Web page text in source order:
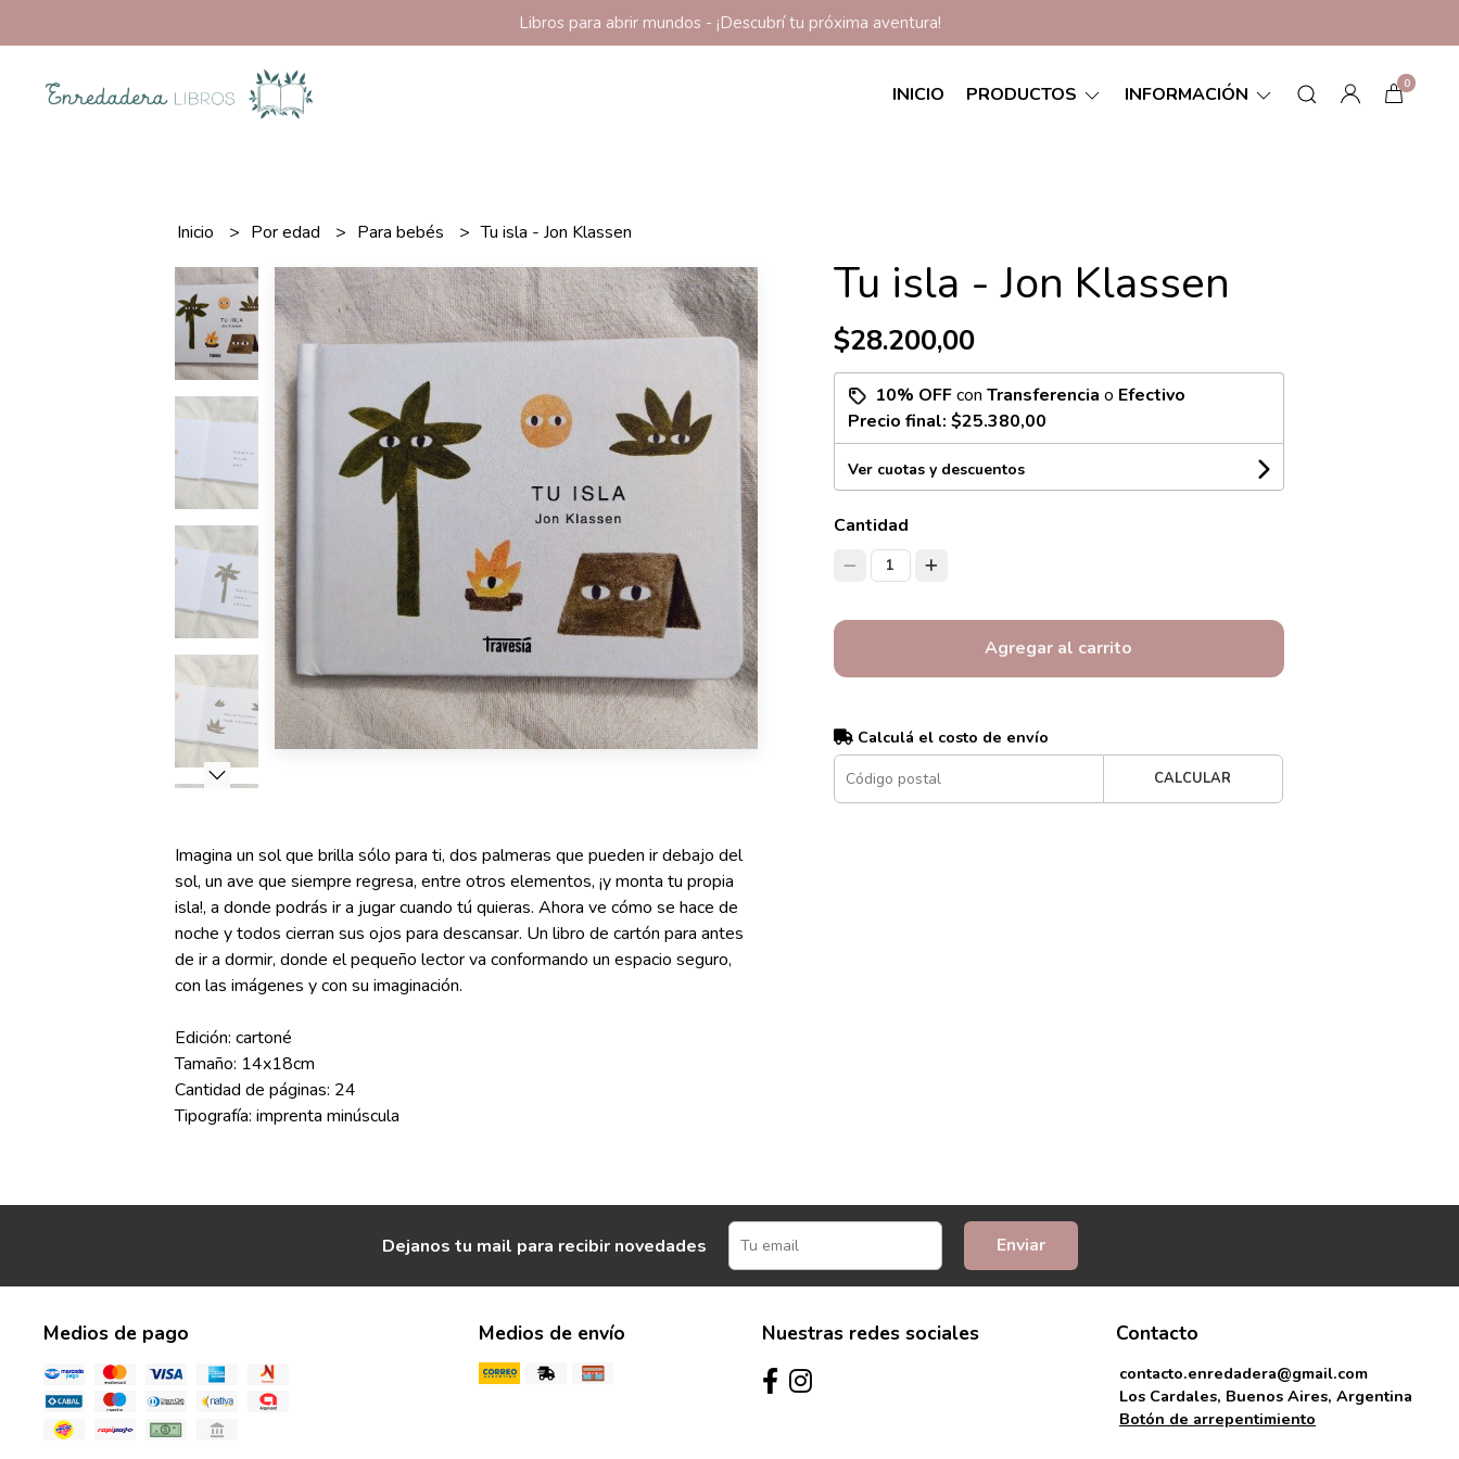
Libros para abrir mundos - ¡Descubrí tu próxima aventura!
INICIO PRODUCTOS INFORMACIÓN 0
Inicio Por edad Para bebés Tu isla - Jon Klassen
Imagina un sol que brilla sólo para ti, dos palmeras que pueden ir debajo del
sol, un ave que siempre regresa, entre otros elementos, ¡y monta tu propia
isla!, a donde podrás ir a jugar cuando tú quieras. Ahora ve cómo se hace de
noche y todos cierran sus ojos para descansar. Un libro de cartón para antes
de ir a dormir, donde el pequeño lector va conformando un espacio seguro,
con las imágenes y con su imaginación.
Edición: cartoné
Tamaño: 14x18cm
Cantidad de páginas: 24
Tipografía: imprenta minúscula
Tu isla - Jon Klassen
$28.200,00
10% OFFcon Transferencia o Efectivo
Precio final: $25.380,00
Ver cuotas y descuentos
Cantidad
1
Agregar al carrito
Calculá el costo de envío
CALCULAR
Dejanos tu mail para recibir novedades Enviar
Medios de pago Medios de envío Nuestras redes sociales Contacto
contacto.enredadera@gmail.com
Los Cardales, Buenos Aires, Argentina
Botón de arrepentimiento